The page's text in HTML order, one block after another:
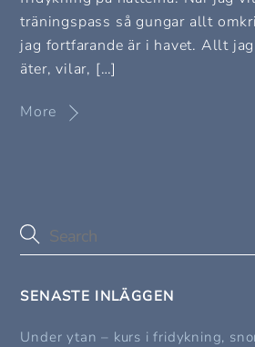
träningspass så gungar allt
jag fortfarande är i havet. Allt
äter, vilar, […]
More
SENASTE INLÄGGEN
Under ytan – kurs i fridykning,